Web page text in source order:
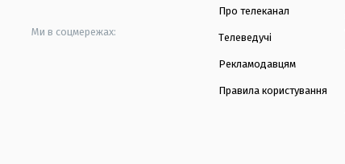
Ми в соцмережах:
Про телеканал
Телеведучі
Рекламодавцям
Правила користування